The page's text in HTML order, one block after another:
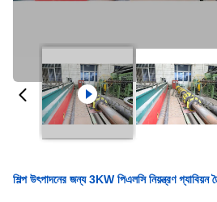
শিল্প উৎপাদনের জন্য 3KW পিএলসি নিয়ন্ত্রণ গ্যাবিয়ন